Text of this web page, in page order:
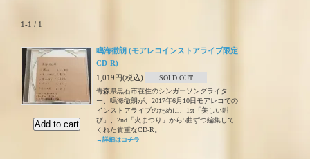
1-1 / 1
鳴海徹朗 (モアレコインストアライブ限定
CD-R)
1,019円(税込)
SOLD OUT
青森県黒石市在住のシンガーソングライタ
ー、鳴海徹朗が、2017年6月10日モアレコでの
インストアライブのために、1st「美しい叫
び」、2nd「火まつり」から5曲ずつ編集して
くれた貴重なCD-R。
→詳細はコチラ